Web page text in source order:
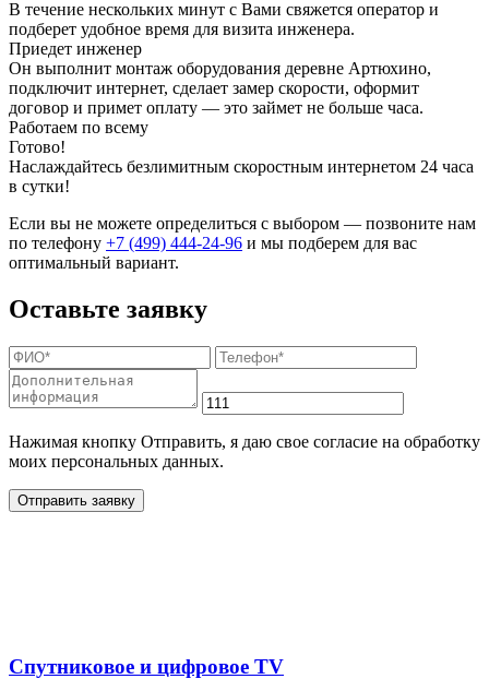
В течение нескольких минут с Вами свяжется оператор и
подберет удобное время для визита инженера.
Приедет инженер
Он выполнит монтаж оборудования деревне Артюхино,
подключит интернет, сделает замер скорости, оформит
договор и примет оплату — это займет не больше часа.
Работаем по всему
Готово!
Наслаждайтесь безлимитным скоростным интернетом 24 часа
в сутки!
Если вы не можете определиться с выбором — позвоните нам
по телефону +7 (499) 444-24-96 и мы подберем для вас
оптимальный вариант.
Оставьте заявку
Нажимая кнопку Отправить, я даю свое согласие на обработку
моих персональных данных.
Отправить заявку
Спутниковое и цифровое TV